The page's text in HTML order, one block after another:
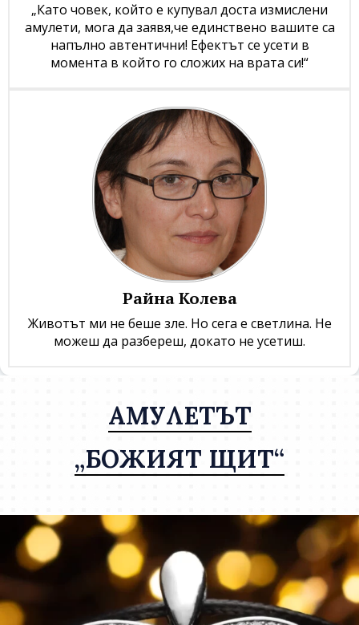
„Като човек, който е купувал доста измислени
амулети, мога да заявя,че единствено вашите са
напълно автентични! Ефектът се усети в
момента в който го сложих на врата си!“
Райна Колева
Животът ми не беше зле. Но сега е светлина. Не
можеш да разбереш, докато не усетиш.
АМУЛЕТЪТ
„БОЖИЯТ ЩИТ“